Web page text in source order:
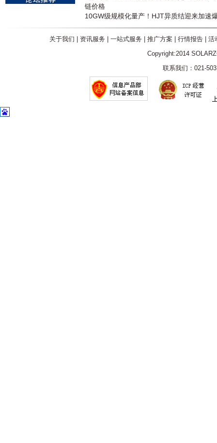
链价格
10GW级规模化量产！HJT异质结迎来加速
关于我们 资讯服务 一站式服务 推广方案 行情报告| 活
Copyright:2014
联系我们：021-